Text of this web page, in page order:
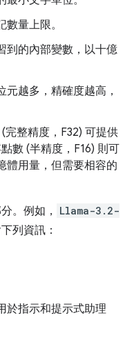
量上限。
到的內部變數，以十億
越多，精確度越高，
完整精度，F32) 可提供
數 (半精度，F16) 則可
體用量，但需要相容的
。例如，
Llama-3.2-
列資訊：
於指示和提示式助理